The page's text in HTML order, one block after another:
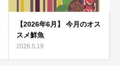
【2026年6月】 今月のオス
スメ鮮魚
2026.5.19